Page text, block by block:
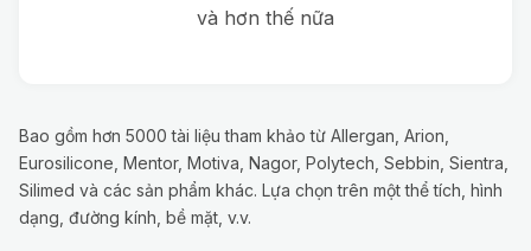
và hơn thế nữa
Bao gồm hơn 5000 tài liệu tham khảo từ Allergan, Arion,
Eurosilicone, Mentor, Motiva, Nagor, Polytech, Sebbin, Sientra,
Silimed và các sản phẩm khác. Lựa chọn trên một thể tích, hình
dạng, đường kính, bề mặt, v.v.